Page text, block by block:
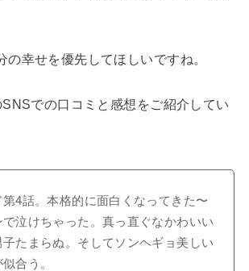
の幸せを優先してほしいですね。
での口コミと感想をご紹介してい
4話。本格的に面白くなってきた〜
泣けちゃった。真っ直ぐなかわいい
たまらぬ。そしてソンヘギョ美しい
合う。